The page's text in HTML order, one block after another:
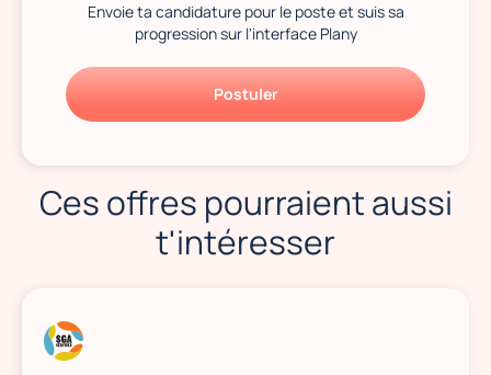
Envoie ta candidature pour le poste et suis sa
progression sur l'interface Plany
Postuler
Ces offres pourraient aussi
t'intéresser